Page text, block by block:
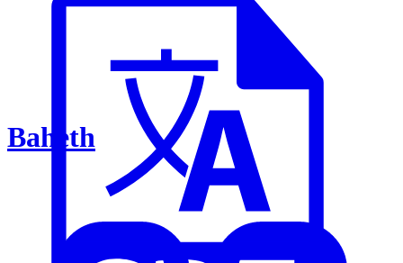
Baheth